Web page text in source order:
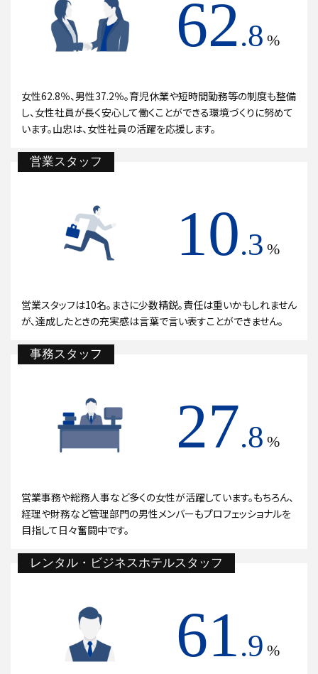
62.8 %
女性62.8％、男性37.2％。育児休業や短時間勤務等の制度も整備
し、女性社員が長く安心して働くことができる環境づくりに努めて
います。山忠は、女性社員の活躍を応援します。
営業スタッフ
10.3 %
営業スタッフは10名。まさに少数精鋭。責任は重いかもしれません
が、達成したときの充実感は言葉で言い表すことができません。
事務スタッフ
27.8 %
営業事務や総務人事など多くの女性が活躍しています。もちろん、
経理や財務など管理部門の男性メンバーもプロフェッショナルを
目指して日々奮闘中です。
レンタル・ビジネスホテルスタッフ
61.9 %